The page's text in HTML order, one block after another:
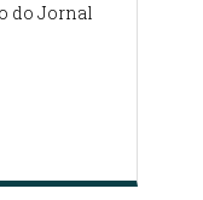
do Jornal